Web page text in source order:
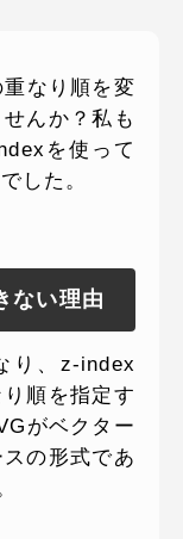
)
なり順を変
んか？私も
を使って
した。
ない理由
り、z-index
順を指定す
がベクター
の形式であ